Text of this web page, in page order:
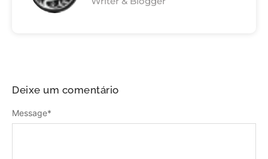
Deixe um comentário
Message*